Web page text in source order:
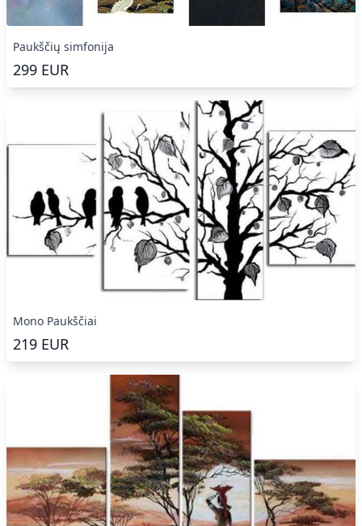
Paukščių simfonija
299 EUR
Mono Paukščiai
219 EUR